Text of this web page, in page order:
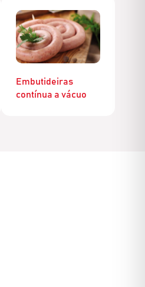
Embutideiras
contínua a vácuo